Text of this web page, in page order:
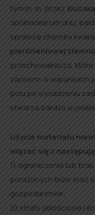
tym m. in. przez
solanacearum oraz
sprawcę choroby
pierścieniowej
przechowalnicza,
zarówno w warunkach
polu po wysadzeniu
stwarza bardzo
Użycie materiału
wiązać się z
1) ograniczenie lub
porażonych bulw oraz
gospodarstwie;
2) straty jakościowe i